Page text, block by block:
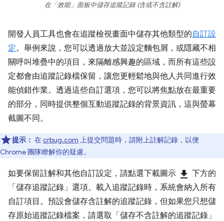
在「效能」面板中儲存追蹤記錄 (含或不含註解)
開發人員工具也會在追蹤檢視畫面中儲存其他類型的自訂設
定。舉例來說，您可以透過放大並設定麵包屑，或隱藏不相
關呼叫堆疊中的項目，來隔離感興趣的區域，而所有這些設
定都會由追蹤記錄檔保留，讓您更輕鬆地與他人共同進行效
能偵錯作業。透過這些自訂選項，您可以將焦點放在最重要
的部分，同時提供整個互動追蹤記錄的背景資訊，這與螢幕
截圖不同。
提示： 在crbug.com 上提交問題時，請附上註解記錄，以便
Chrome 團隊瞭解你的疑慮。
如要保留註解和其他自訂設定，請點選下載圖示 download 下方的
「儲存追蹤記錄」 選項。載入追蹤記錄時，系統會納入所有
自訂項目。預設會儲存含註解的追蹤記錄，但如果您只想儲
存原始追蹤記錄檔案，請選取「儲存不含註解的追蹤記錄」